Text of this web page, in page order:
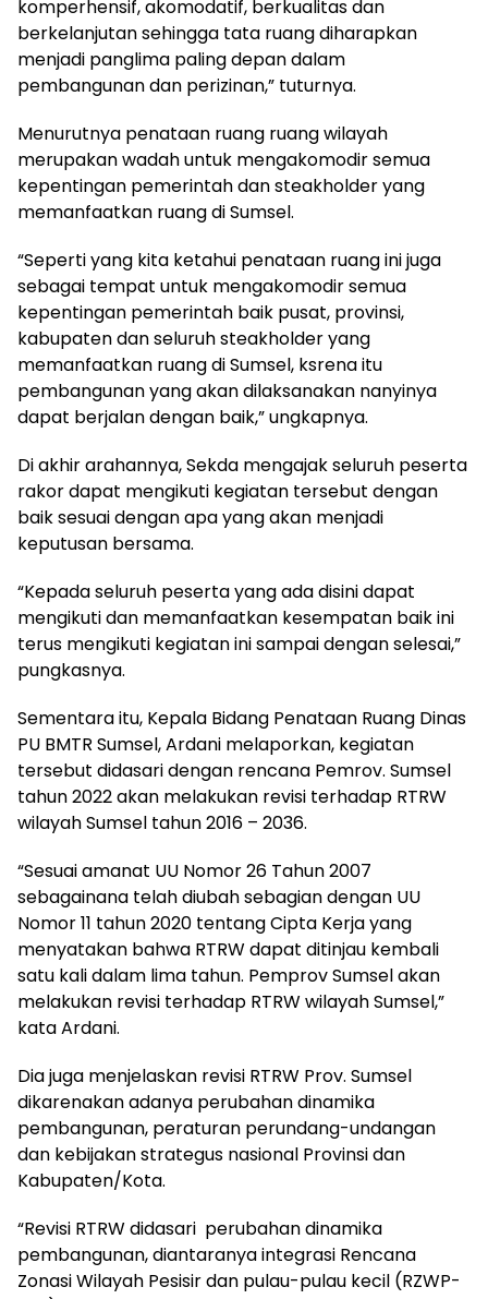
komperhensif, akomodatif, berkualitas dan
berkelanjutan sehingga tata ruang diharapkan
menjadi panglima paling depan dalam
pembangunan dan perizinan,” tuturnya.
Menurutnya penataan ruang ruang wilayah
merupakan wadah untuk mengakomodir semua
kepentingan pemerintah dan steakholder yang
memanfaatkan ruang di Sumsel.
“Seperti yang kita ketahui penataan ruang ini juga
sebagai tempat untuk mengakomodir semua
kepentingan pemerintah baik pusat, provinsi,
kabupaten dan seluruh steakholder yang
memanfaatkan ruang di Sumsel, ksrena itu
pembangunan yang akan dilaksanakan nanyinya
dapat berjalan dengan baik,” ungkapnya.
Di akhir arahannya, Sekda mengajak seluruh peserta
rakor dapat mengikuti kegiatan tersebut dengan
baik sesuai dengan apa yang akan menjadi
keputusan bersama.
“Kepada seluruh peserta yang ada disini dapat
mengikuti dan memanfaatkan kesempatan baik ini
terus mengikuti kegiatan ini sampai dengan selesai,”
pungkasnya.
Sementara itu, Kepala Bidang Penataan Ruang Dinas
PU BMTR Sumsel, Ardani melaporkan, kegiatan
tersebut didasari dengan rencana Pemrov. Sumsel
tahun 2022 akan melakukan revisi terhadap RTRW
wilayah Sumsel tahun 2016 – 2036.
“Sesuai amanat UU Nomor 26 Tahun 2007
sebagainana telah diubah sebagian dengan UU
Nomor 11 tahun 2020 tentang Cipta Kerja yang
menyatakan bahwa RTRW dapat ditinjau kembali
satu kali dalam lima tahun. Pemprov Sumsel akan
melakukan revisi terhadap RTRW wilayah Sumsel,”
kata Ardani.
Dia juga menjelaskan revisi RTRW Prov. Sumsel
dikarenakan adanya perubahan dinamika
pembangunan, peraturan perundang-undangan
dan kebijakan strategus nasional Provinsi dan
Kabupaten/Kota.
“Revisi RTRW didasari perubahan dinamika
pembangunan, diantaranya integrasi Rencana
Zonasi Wilayah Pesisir dan pulau-pulau kecil (RZWP-